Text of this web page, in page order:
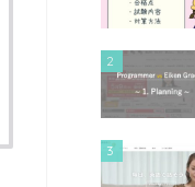
2
3